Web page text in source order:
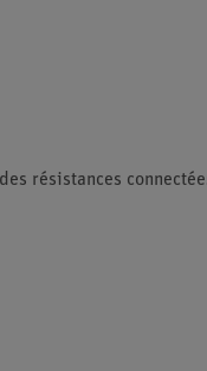
résistances